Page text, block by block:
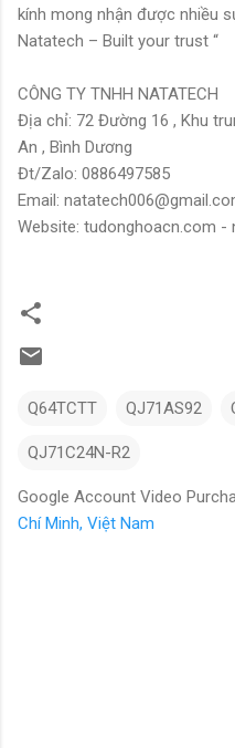
kính mong nhận được nhiều
Natatech – Built your trust “
CÔNG TY TNHH NATATECH
Địa chỉ: 72 Đường 16 , Khu
An , Bình Dương
Đt/Zalo: 0886497585
Email:
Website: tudonghoacn.com -
Q64TCTT QJ71AS92
QJ71C24N-R2
Google Account Video
Chí Minh, Việt Nam